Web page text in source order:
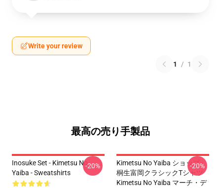
Write your review
1 / 1
最高の売り手製品
Inosuke Set - Kimetsu No
Yaiba - Sweatshirts
-20%
Kimetsu No Yaiba ショップ -
桐生富岡クラシックTシャツ
Kimetsu No Yaiba マーチ・デ
-20%